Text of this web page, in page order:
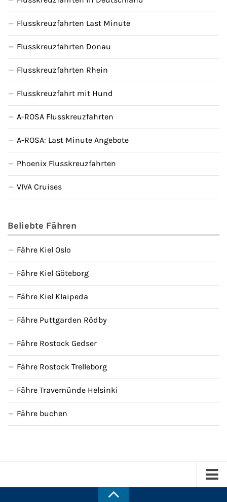
Flusskreuzfahrten Last Minute
Flusskreuzfahrten Donau
Flusskreuzfahrten Rhein
Flusskreuzfahrt mit Hund
A-ROSA Flusskreuzfahrten
A-ROSA: Last Minute Angebote
Phoenix Flusskreuzfahrten
VIVA Cruises
Beliebte Fähren
Fähre Kiel Oslo
Fähre Kiel Göteborg
Fähre Kiel Klaipeda
Fähre Puttgarden Rödby
Fähre Rostock Gedser
Fähre Rostock Trelleborg
Fähre Travemünde Helsinki
Fähre buchen